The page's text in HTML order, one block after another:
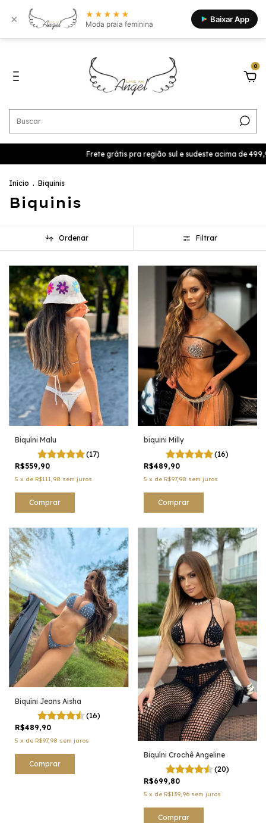
× ★★★★★
Moda praia feminina Baixar App
0
Frete grátis pra região sul e sudeste acima de 499,9 Cupom
Início . Biquinis
Biquinis
Ordenar Filtrar
Biquíni Malu
(17)
R$559,90
5 x de R$111,98 sem juros
Comprar
biquini Milly
(16)
R$489,90
5 x de R$97,98 sem juros
Comprar
Biquíni Jeans Aisha
(16)
R$489,90
5 x de R$97,98 sem juros
Comprar
Biquíni Crochê Angeline
(20)
R$699,80
5 x de R$139,96 sem juros
Comprar